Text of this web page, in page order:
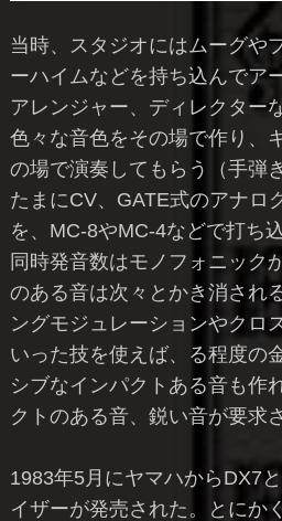
当時、スタジオにはムーグや
ーハイムなどを持ち込んでア
アレンジャー、ディレクター
色々な音色をその場で作り、
の場で演奏してもらう（手弾
たまにCV、GATE式のアナロ
を、MC-8やMC-4などで打ち
同時発音数はモノフォニック
のある音は次々とかき消され
ングモジュレーションやクロ
いった技を使えば、る程度の
シブなインパクトある音も作
クトのある音、鋭い音が要求
1983年5月にヤマハからDX7
イザーが発売された。とにか